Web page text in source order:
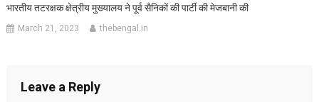
भारतीय तटरक्षक क्षेत्रीय मुख्यालय ने पूर्व सैनिकों की पार्टी की मेजबानी की
March 21, 2023 thebengal.in
Leave a Reply